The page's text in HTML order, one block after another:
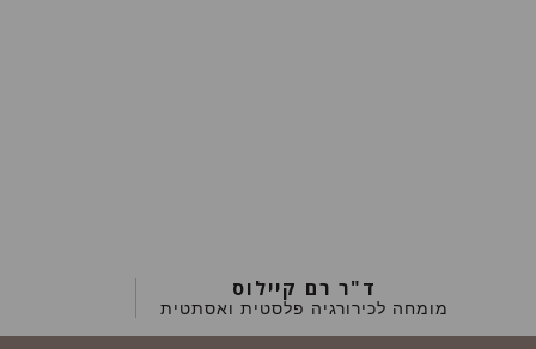
ד"ר רם קיילוס
מומחה לכירורגיה פלסטית ואסתטית